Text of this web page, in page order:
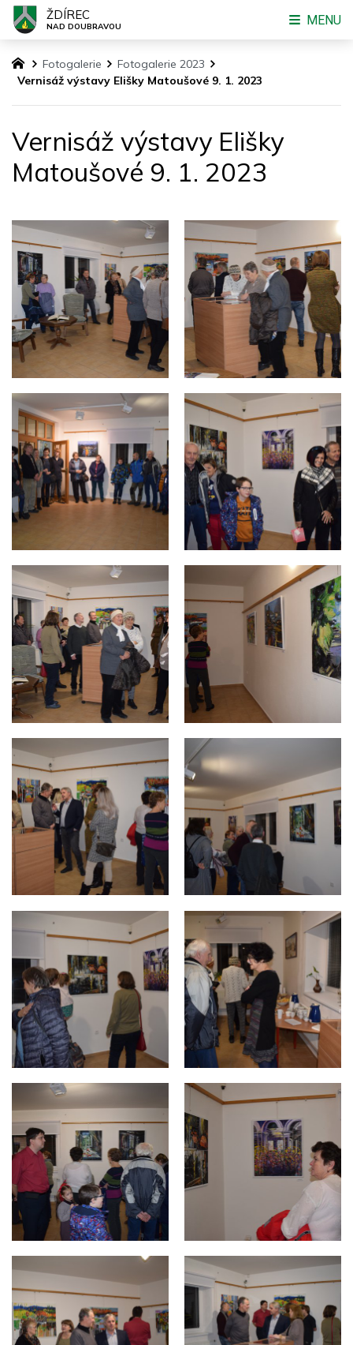
Fotogalerie
Fotogalerie 2023
Vernisáž výstavy Elišky Matoušové 9. 1. 2023
Vernisáž výstavy Elišky
Matoušové 9. 1. 2023
ŽDÍREC
NAD DOUBRAVOU MENU